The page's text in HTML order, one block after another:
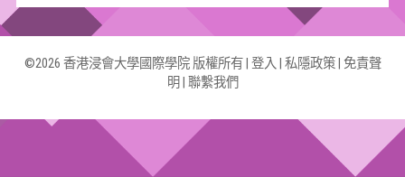
©2026 香港浸會大學國際學院 版權所有 | 登入 私隱政策| 免責聲
明 聯繫我們